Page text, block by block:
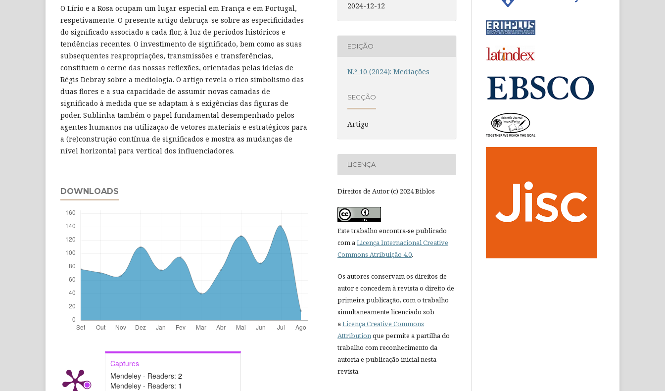
O Lírio e a Rosa ocupam um lugar especial em França e em Portugal,
respetivamente. O presente artigo debruça-se sobre as especificidades
do significado associado a cada flor, à luz de períodos históricos e
tendências recentes. O investimento de significado, bem como as suas
subsequentes reapropriações, transmissões e transferências,
constituem o cerne das nossas reflexões, orientadas pelas ideias de
Régis Debray sobre a mediologia. O artigo revela o rico simbolismo das
duas flores e a sua capacidade de assumir novas camadas de
significado à medida que se adaptam à s exigências das figuras de
poder. Sublinha também o papel fundamental desempenhado pelos
agentes humanos na utilização de vetores materiais e estratégicos para
a (re)construção contínua de significados e mostra as mudanças de
nível horizontal para vertical dos influenciadores.
DOWNLOADS
Captures
Mendeley - Readers: 2
Mendeley - Readers: 1
2024-12-12
EDIÇÃO
N.º 10 (2024): Mediações
SECÇÃO
Artigo
LICENÇA
Direitos de Autor (c) 2024 Biblos
Este trabalho encontra-se publicado
com aLicença Internacional Creative
Commons Atribuição 4.0.
Os autores conservam os direitos de
autor e concedem à revista o direito de
primeira publicação, com o trabalho
simultaneamente licenciado sob
aLicença Creative Commons
Attributionque permite a partilha do
trabalho com reconhecimento da
autoria e publicação inicial nesta
revista.